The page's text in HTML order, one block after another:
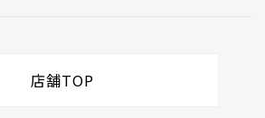
店舗TOP